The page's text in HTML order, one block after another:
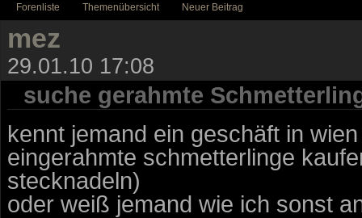
Forenliste Themenübersicht Neuer Beitrag
mez
29.01.10 17:08
suche gerahmte
kennt jemand ein geschäft in
eingerahmte schmetterlinge
stecknadeln)
oder weiß jemand wie ich sonst